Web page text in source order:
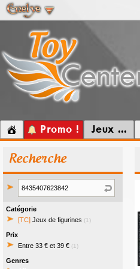
Promo ! Jeux ...
Recherche
Catégorie
[TC] Jeux de figurines (1)
Prix
Entre 33 € et 39 € (1)
Genres